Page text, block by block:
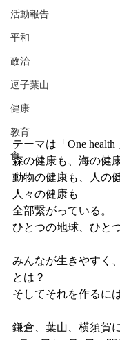
活動報告
平和
政治
逗子葉山
健康
教育
食
テーマは「One health
森の健康も、海の健
動物の健康も、人の
人々の健康も
全部繋がっている。
ひとつの地球、ひと
みんなが生きやすく
とは？
そしてそれを作るに
鎌倉、葉山、横須賀